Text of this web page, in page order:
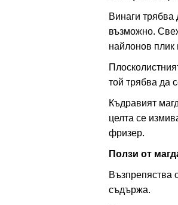
Винаги
възможно.
найлонов плик
той трябва да
Къдравият
целта се
фризер.
Ползи от
Възпрепяства
съдържа.